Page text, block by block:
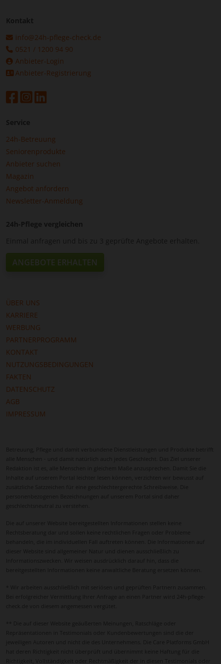
Kontakt
info@24h-pflege-check.de
0521 / 1200 94 90
Anbieter-Login
Anbieter-Registrierung
Service
24h-Betreuung
Seniorenprodukte
Anbieter suchen
Magazin
Angebot anfordern
Newsletter-Anmeldung
24h-Pflege vergleichen
Einmal anfragen und bis zu 3 geprüfte Angebote erhalten.
ANGEBOTE ERHALTEN
ÜBER UNS
KARRIERE
WERBUNG
PARTNERPROGRAMM
KONTAKT
NUTZUNGSBEDINGUNGEN
FAKTEN
DATENSCHUTZ
AGB
IMPRESSUM
Betreuung, Pflege und damit verbundene Dienstleistungen und Produkte betrifft
alle Menschen - und damit natürlich auch jedes Geschlecht. Das Ziel unserer
Redaktion ist es, alle Menschen in gleichem Maße anzusprechen. Damit Sie die
Inhalte auf unserem Portal leichter lesen können, verzichten wir bewusst auf
zusätzliche Satzzeichen für eine geschlechtergerechte Schreibweise. Die
personenbezogenen Bezeichnungen auf unserem Portal sind daher
geschlechtsneutral zu verstehen.
Die auf unserer Website bereitgestellten Informationen stellen keine
Rechtsberatung dar und sollen keine rechtlichen Fragen oder Probleme
behandeln, die im individuellen Fall auftreten können. Die Informationen auf
dieser Website sind allgemeiner Natur und dienen ausschließlich zu
Informationszwecken. Wir weisen ausdrücklich darauf hin, dass die
bereitgestellten Informationen keine anwaltliche Beratung ersetzen können.
* Wir arbeiten ausschließlich mit seriösen und geprüften Partnern zusammen.
Bei erfolgreicher Vermittlung Ihrer Anfrage an einen Partner wird 24h-pflege-
check.de von diesem angemessen vergütet.
** Die auf dieser Website geäußerten Meinungen, Ratschläge oder
Repräsentationen in Testimonials oder Kundenbewertungen sind die der
jeweiligen Autoren und nicht die des Unternehmens. Die Care Platforms GmbH
hat deren Richtigkeit nicht überprüft und übernimmt keine Haftung für die
Richtigkeit, Vollständigkeit oder Rechtmäßigkeit der in diesen Testimonials oder